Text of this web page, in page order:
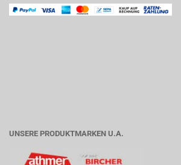
UNSERE PRODUKTMARKEN U.A.